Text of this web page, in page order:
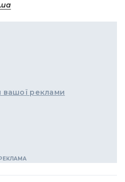
вашої реклами